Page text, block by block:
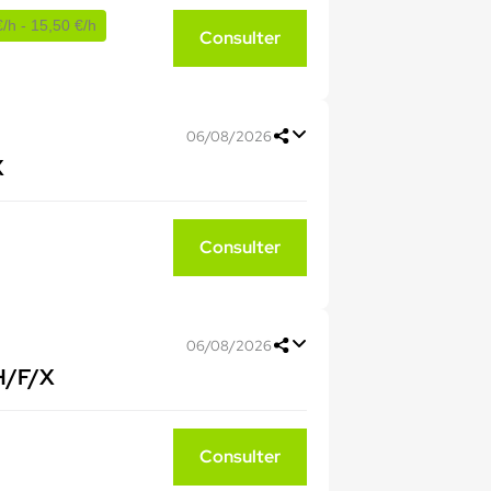
h - 15,50 €/h
Consulter
06/08/2026
Consulter
06/08/2026
F/X
Consulter